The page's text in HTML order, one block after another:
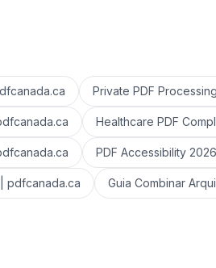
Private PDF
Healthcare PDF
PDF Accessibility
pdfcanada.ca Guia Combinar